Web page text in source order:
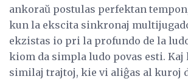
ankoraŭ postulas perfektan
kun la ekscita sinkronaj
ekzistas io pri la profundo de la
kiom da simpla ludo povas esti. Kaj
similaj trajtoj, kie vi aliĝas al kuroj